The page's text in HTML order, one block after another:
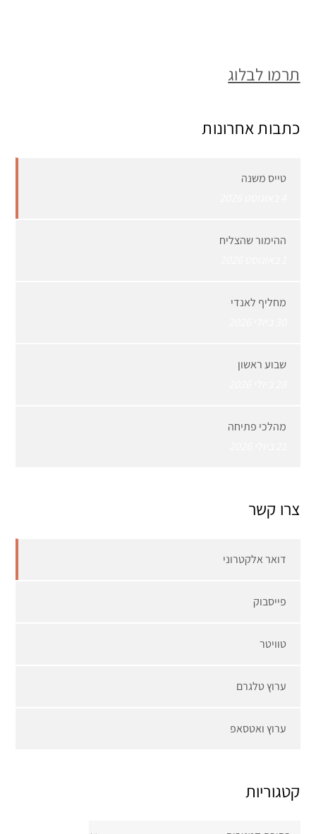
תרמו לבלוג
כתבות אחרונות
טייס משנה
ההימור שהצליח
מחליף לאנדי
שבוע ראשון
מהלכי פתיחה
צרו קשר
דואר אלקטרוני
פייסבוק
טוויטר
ערוץ טלגרם
ערוץ ואטסאפ
קטגוריות